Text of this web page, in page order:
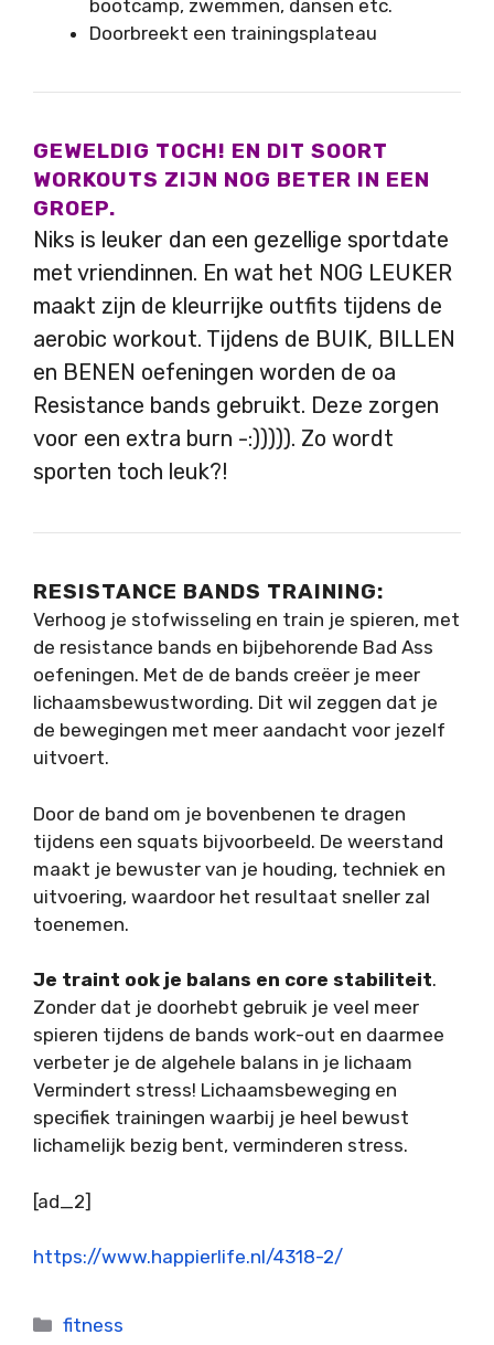
bootcamp, zwemmen, dansen etc.
Doorbreekt een trainingsplateau
GEWELDIG TOCH! EN DIT SOORT
WORKOUTS ZIJN NOG BETER IN EEN
GROEP.
Niks is leuker dan een gezellige sportdate
met vriendinnen. En wat het NOG LEUKER
maakt zijn de kleurrijke outfits tijdens de
aerobic workout. Tijdens de BUIK, BILLEN
en BENEN oefeningen worden de oa
Resistance bands gebruikt. Deze zorgen
voor een extra burn -:))))). Zo wordt
sporten toch leuk?!
RESISTANCE BANDS TRAINING:
Verhoog je stofwisseling en train je spieren, met
de resistance bands en bijbehorende Bad Ass
oefeningen. Met de de bands creëer je meer
lichaamsbewustwording. Dit wil zeggen dat je
de bewegingen met meer aandacht voor jezelf
uitvoert.
Door de band om je bovenbenen te dragen
tijdens een squats bijvoorbeeld. De weerstand
maakt je bewuster van je houding, techniek en
uitvoering, waardoor het resultaat sneller zal
toenemen.
Je traint ook je balans en core stabiliteit.
Zonder dat je doorhebt gebruik je veel meer
spieren tijdens de bands work-out en daarmee
verbeter je de algehele balans in je lichaam
Vermindert stress! Lichaamsbeweging en
specifiek trainingen waarbij je heel bewust
lichamelijk bezig bent, verminderen stress.
[ad_2]
https://www.happierlife.nl/4318-2/
Categorieën
fitness